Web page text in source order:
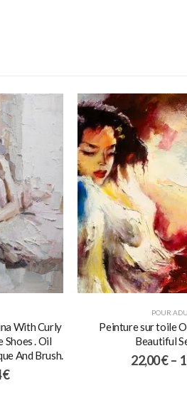
With Curly
Shoes . Oil
And Brush.
€
POUR
Peinture sur toile
Beautiful
22,00€ –